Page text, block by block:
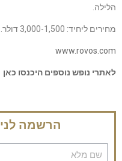
הלילה.
מחירים ליחיד: 3,000-1,500 דולר.
www.rovos.com
לאתרי נופש נוספים היכנסו כאן
הרשמה